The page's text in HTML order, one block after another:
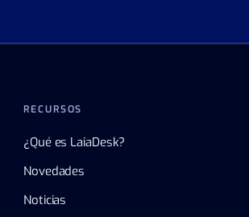
RECURSOS
¿Qué es LaiaDesk?
Novedades
Noticias